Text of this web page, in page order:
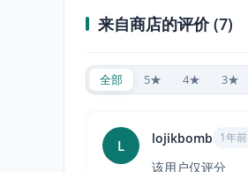
来自商店的评价 (7)
全部 5★ 4★ 3★
L lojikbomb 1年前
该用户仅评分